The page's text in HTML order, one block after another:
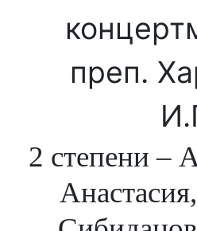
преп.
2 степени –